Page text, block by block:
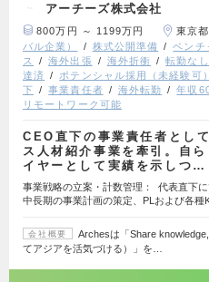
アーチーズ株式会社
800万円 ～ 1199万円 東京都
バル企業）
株式公開準備 ベンチ
ス
海外出張 海外折衝 転勤なし
達済
ポテンシャル採用（未経験可）
下
事業責任者 海外転勤 年収
リモートワーク可能
CEO直下の事業責任者とし
ス人材紹介事業を牽引。自
イヤーとして実績を示しつ…
事業戦略の立案・計数管理： 代表直下
中長期の事業計画の策定、PLおよび各種
会社概要
Archesは「Share
てアジアを活気づける）」を…